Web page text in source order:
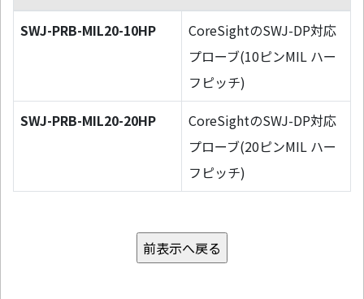
SWJ-PRB-MIL20-10HP
CoreSightのSWJ-DP対応
プローブ(10ピンMIL ハー
フピッチ)
SWJ-PRB-MIL20-20HP
CoreSightのSWJ-DP対応
プローブ(20ピンMIL ハー
フピッチ)